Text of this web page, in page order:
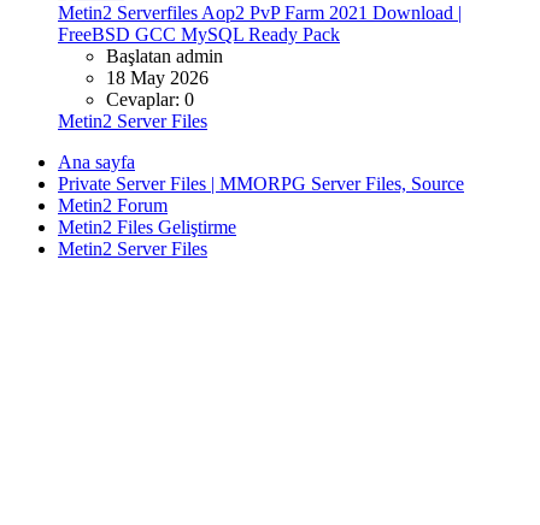
Metin2 Serverfiles Aop2 PvP Farm 2021 Download |
FreeBSD GCC MySQL Ready Pack
Başlatan admin
18 May 2026
Cevaplar: 0
Metin2 Server Files
Ana sayfa
Private Server Files | MMORPG Server Files, Source
Metin2 Forum
Metin2 Files Geliştirme
Metin2 Server Files